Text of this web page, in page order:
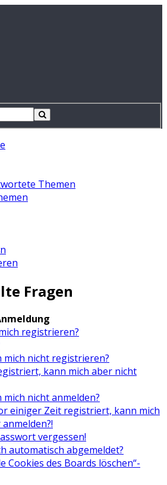
Themen
Fragen
registrieren?
mich nicht registrieren?
kann mich aber nicht
nicht anmelden?
einiger Zeit registriert, kann mich
vergessen!
automatisch abgemeldet?
Cookies des Boards löschen“-